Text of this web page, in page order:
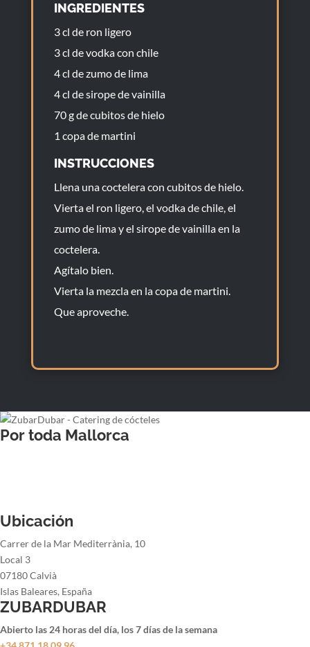
INGREDIENTES
3 cl de ron ligero
3 cl de vodka con chile
4 cl de zumo de lima
4 cl de sirope de vainilla
70 g de cubitos de hielo
1 copa de martini
INSTRUCCIONES
Llena una coctelera con cubitos de hielo.
Vierta el ron ligero, el vodka de chile, el
zumo de lima y el sirope de vainilla en la
coctelera.
Agítalo bien.
Vierta la mezcla en la copa de martini.
Que aproveche.
Por toda Mallorca
Ubicación
Carrer de la Mar Mediterrània, 10
Local 3
07180 Calvià
Islas Baleares, España
ZUBARDUBAR
Abierto las 24 horas del día, los 7 días de la semana